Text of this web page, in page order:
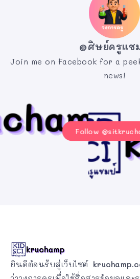
@ศิษย์ครูแช
Join me on Facebook for a
news!
Follow
ยินดีต้อนรับสู่เว็บไซต์